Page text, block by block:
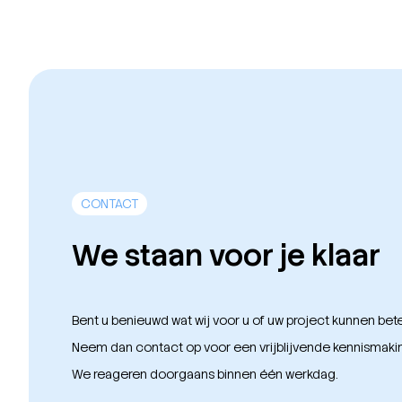
CONTACT
We staan voor je klaar
Bent u benieuwd wat wij voor u of uw project kunnen
Neem dan contact op voor een vrijblijvende
We reageren doorgaans binnen één werkdag.